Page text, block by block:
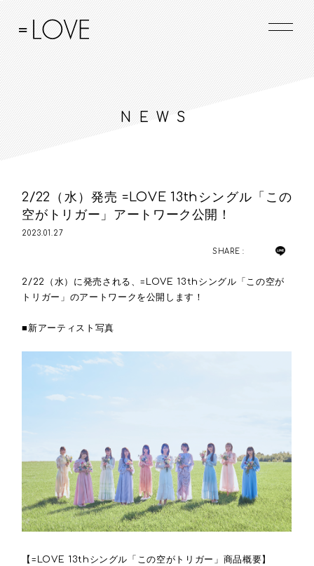
NEWS
2/22（水）発売 =LOVE 13thシングル「この
空がトリガー」アートワーク公開！
2023.01.27
SHARE :
2/22（水）に発売される、=LOVE 13thシングル「この空が
トリガー」のアートワークを公開します！
■新アーティスト写真
【=LOVE 13thシングル「この空がトリガー」商品概要】